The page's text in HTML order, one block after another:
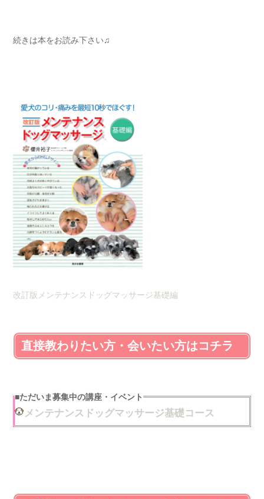
続きは本をお読み下さい♫
改訂版メンテナンスドッグマッサージ基礎編
直接教わりたい方・会いたい方はコチラ
■ただいま募集中の講座・イベント
メンテナンスドッグマッサージ基礎コース